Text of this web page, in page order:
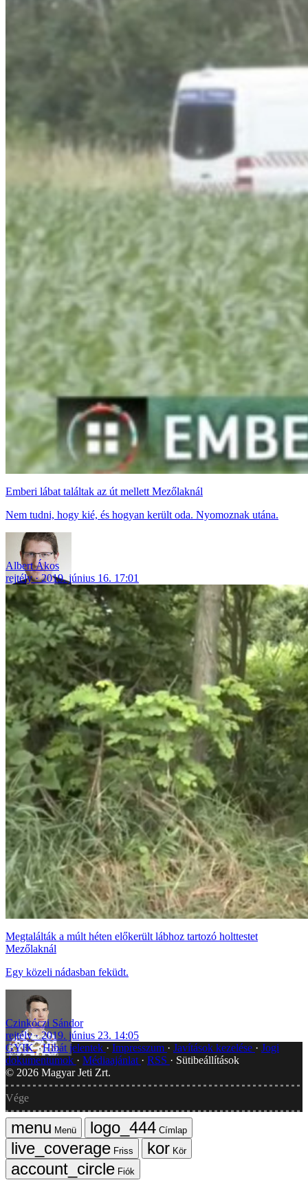
Emberi lábat találtak az út mellett Mezőlaknál
Nem tudni, hogy kié, és hogyan került oda. Nyomoznak utána.
Albert Ákos
rejtély
2019. június 16. 17:01
Megtalálták a múlt héten előkerült lábhoz tartozó holttestet
Mezőlaknál
Egy közeli nádasban feküdt.
Czinkóczi Sándor
rejtély
2019. június 23. 14:05
GYIK Hibát jelentek Impresszum Javítások kezelése
Jogi
dokumentumok
Médiaajánlat RSS
Sütibeállítások
© 2026 Magyar Jeti Zrt.
Vége
Menü
Címlap
Friss
Kör
Fiók